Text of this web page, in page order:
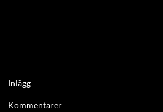
Inlägg
Kommentarer